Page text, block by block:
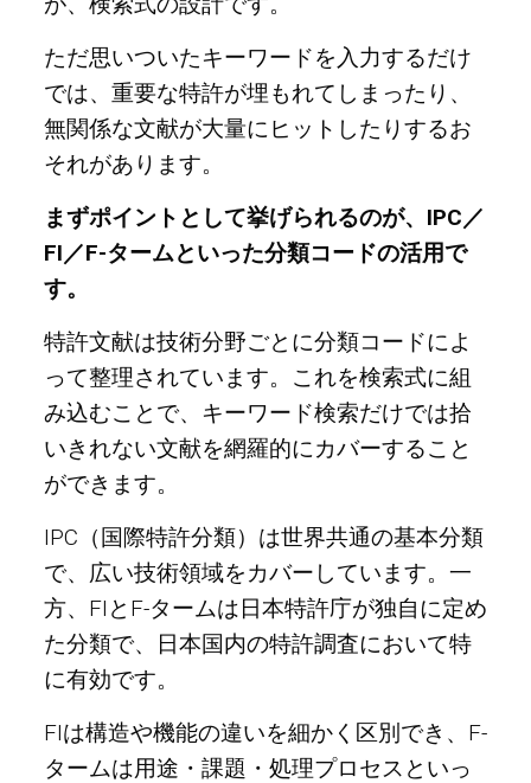
ただ思いついたキーワードを入力するだけ
では、重要な特許が埋もれてしまったり、
無関係な文献が大量にヒットしたりするお
それがあります。
まずポイントとして挙げられるのが、IPC／
FI／F-タームといった分類コードの活用で
す。
特許文献は技術分野ごとに分類コードによ
って整理されています。これを検索式に組
み込むことで、キーワード検索だけでは拾
いきれない文献を網羅的にカバーすること
ができます。
IPC（国際特許分類）は世界共通の基本分類
で、広い技術領域をカバーしています。一
方、FIとF-タームは日本特許庁が独自に定め
た分類で、日本国内の特許調査において特
に有効です。
FIは構造や機能の違いを細かく区別でき、F-
タームは用途・課題・処理プロセスといっ